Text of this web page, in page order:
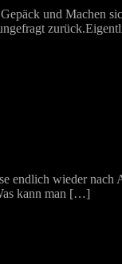
und Machen
endlich wieder nach
kann man […]